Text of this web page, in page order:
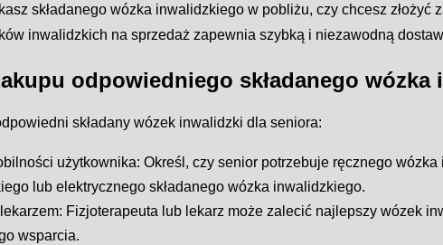
składanego wózka inwalidzkiego w pobliżu, czy chcesz złożyć
inwalidzkich na sprzedaż zapewnia szybką i niezawodną
odpowiedniego składanego wózka
składany wózek inwalidzki dla seniora:
użytkownika: Określ, czy senior potrzebuje ręcznego
lub elektrycznego składanego wózka inwalidzkiego.
Fizjoterapeuta lub lekarz może zalecić najlepszy wózek
wsparcia.